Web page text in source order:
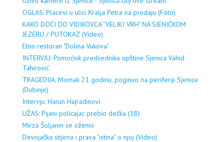
OGLAS: Placevi u ulici Kralja Petra na prodaju (Foto)
KAKO DOĆI DO VIDIKOVCA "VELIKI VRH" NA SJENIČKOM
JEZERU / PUTOKAZ (Video)
Etno restoran "Dolina Vukova"
INTERVJU: Pomoćnik predsednika opštine Sjenica Vahid
Tahirović
TRAGEDIJA: Momak 21 godinu, poginuo na periferiji Sjenice
(Dubinje)
Intervju: Harun Hajradinovi
UŽAS: Pijani policajac prebio dečka (18)
Mirza Šoljanin se oženio
Devojačka stijena i prava "istina" o njoj (Video)